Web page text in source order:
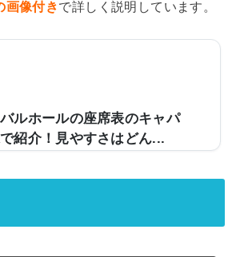
画像付きで詳しく説明しています。
ルホールの座席表のキャパ
紹介！見やすさはどん...
人と中規模な造りとなっており、
ツアー会場などで使用されていま
え方ってどんな感じなの？」など